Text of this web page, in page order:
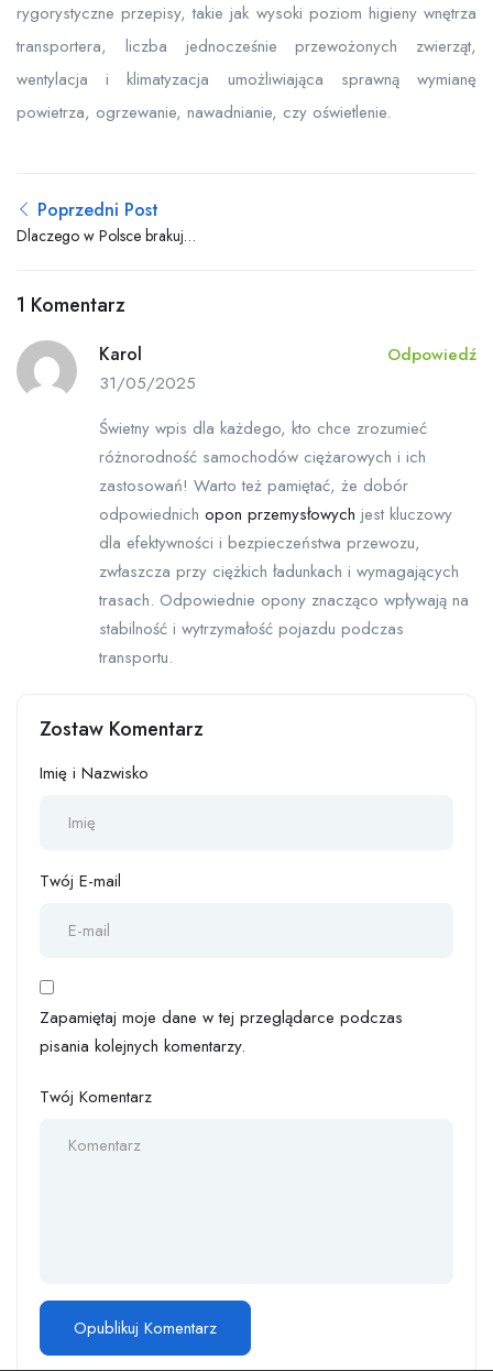
rygorystyczne przepisy, takie jak wysoki poziom higieny wnętrza
transportera, liczba jednocześnie przewożonych zwierząt,
wentylacja i klimatyzacja umożliwiająca sprawną wymianę
powietrza, ogrzewanie, nawadnianie, czy oświetlenie.
Poprzedni Post
Dlaczego w Polsce brakuje
1 Komentarz
Karol
31/05/2025
Odpowiedź
Świetny wpis dla każdego, kto chce zrozumieć
różnorodność samochodów ciężarowych i ich
zastosowań! Warto też pamiętać, że dobór
odpowiednich opon przemysłowych jest kluczowy
dla efektywności i bezpieczeństwa przewozu,
zwłaszcza przy ciężkich ładunkach i wymagających
trasach. Odpowiednie opony znacząco wpływają na
stabilność i wytrzymałość pojazdu podczas
transportu.
Zostaw Komentarz
Imię i Nazwisko
Twój E-mail
Zapamiętaj moje dane w tej przeglądarce podczas
pisania kolejnych komentarzy.
Twój Komentarz